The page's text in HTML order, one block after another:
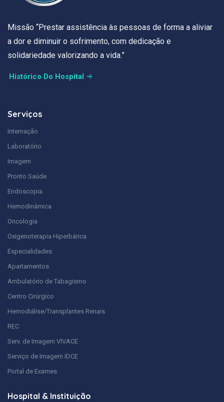
Missão “Prestar assistência às pessoas de forma a aliviar
a dor e diminuir o sofrimento, com dedicação e
solidariedade valorizando a vida.”
Histórico Do Hospital
Serviços
Internação
Laboratório
Imagem
Pronto Saúde
Endoscopia
Hemodinâmica
Oncologia
Oxigenoterapia Hiperbárica
Especialidades
Apartamentos
Ambulatório de Tabagismo
Centro Cirúrgico
Hemodiálise/Transplantes Renais
REC
Serv. de Imagem VIVACE
Serviço de Imagem IDCE
Portal de Exames
Hospital & Instituição